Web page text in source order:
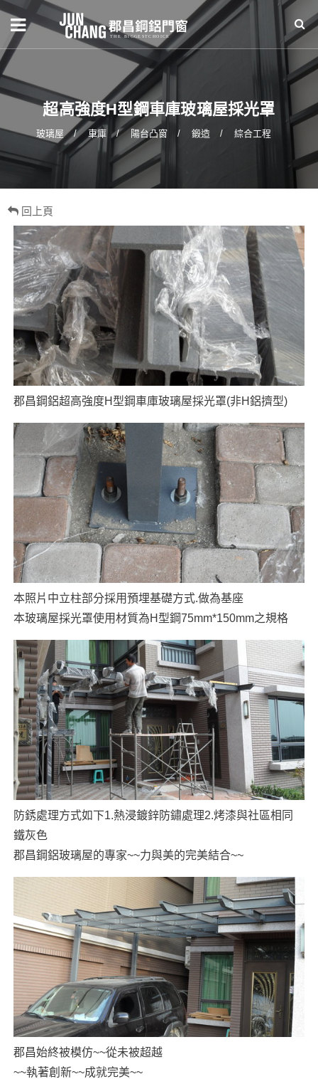
超高強度H型鋼車庫玻璃屋採光罩
玻璃屋 車庫 陽台凸窗 鍛造 綜合工程
回上頁
郡昌鋼鋁超高強度H型鋼車庫玻璃屋採光罩(非H鋁擠型)
本照片中立柱部分採用預埋基礎方式.做為基座
本玻璃屋採光罩使用材質為H型鋼75mm*150mm之規格
防銹處理方式如下1.熱浸鍍鋅防鏽處理2.烤漆與社區相同
鐵灰色
郡昌鋼鋁玻璃屋的專家~~力與美的完美結合~~
郡昌始終被模仿~~從未被超越
~~執著創新~~成就完美~~